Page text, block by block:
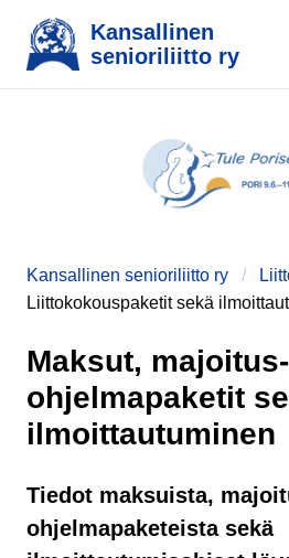
Kansallinen
senioriliitto ry
Kansallinen senioriliitto ry
Liittokokouspaketit sekä
Maksut,
ohjelmapaketit
ilmoittautuminen
Tiedot maksuista,
ohjelmapaketeista sekä